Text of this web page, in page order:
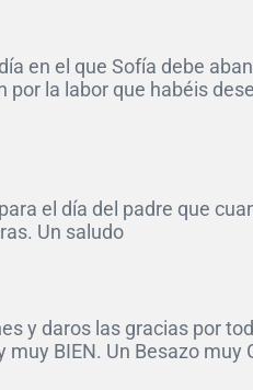
en el que Sofía debe
la labor que habéis
el día del padre que
Un saludo
y daros las gracias por
BIEN. Un Besazo muy